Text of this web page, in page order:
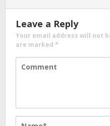
Leave a Reply
Your email address will not
are marked *